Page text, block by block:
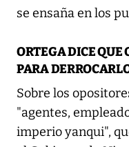
se ensaña en los
ORTEGA DICE QUE
PARA
Sobre los
"agentes,
imperio yanqui",